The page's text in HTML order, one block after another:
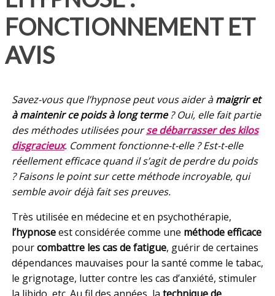
FONCTIONNEMENT ET
AVIS
Savez-vous que l’hypnose peut vous aider àmaigrir et
à maintenir ce poids à long terme? Oui, elle fait partie
des méthodes utilisées pourse débarrasser des kilos
disgracieux. Comment fonctionne-t-elle ? Est-t-elle
réellement efficace quand il s’agit de perdre du poids
? Faisons le point sur cette méthode incroyable, qui
semble avoir déjà fait ses preuves.
Très utilisée en médecine et en psychothérapie,
l’hypnoseest considérée comme une méthode efficace
pourcombattre les cas de fatigue, guérir de certaines
dépendances mauvaises pour la santé comme le tabac,
le grignotage, lutter contre les cas d’anxiété, stimuler